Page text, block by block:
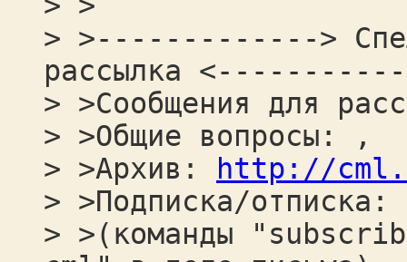
> >------------->
рассылка
> >Сообщения для
> >Общие вопросы: ,
> >Архив:
http://
> >Подписка/отписка:
> >(команды